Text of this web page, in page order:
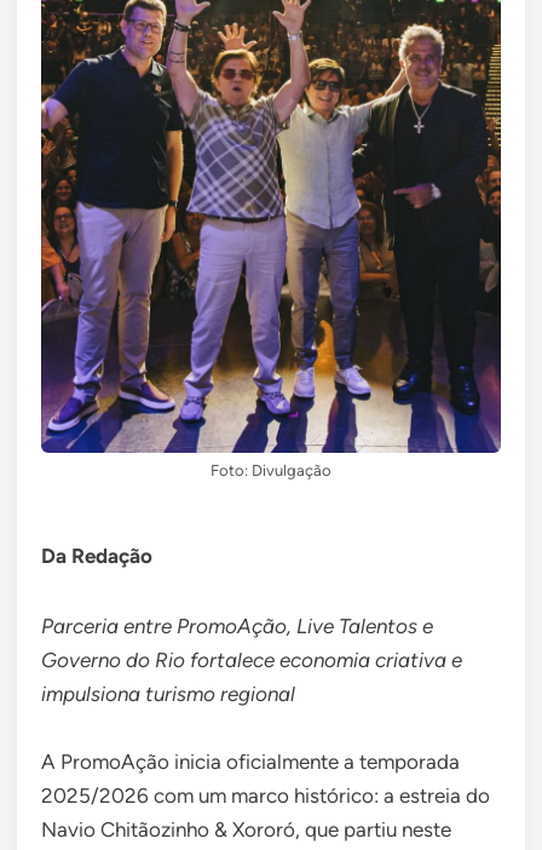
Foto: Divulgação
Da Redação
Parceria entre PromoAção, Live Talentos e
Governo do Rio fortalece economia criativa e
impulsiona turismo regional
A PromoAção inicia oficialmente a temporada
2025/2026 com um marco histórico: a estreia do
Navio Chitãozinho & Xororó, que partiu neste